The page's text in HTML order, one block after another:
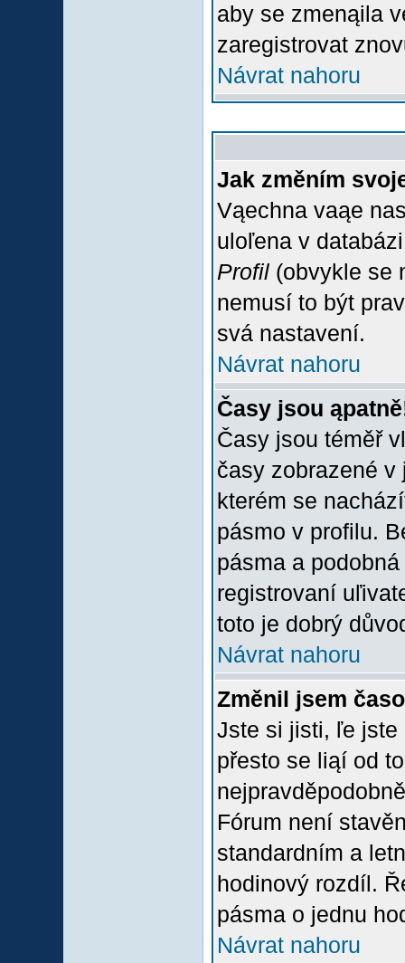
aby se zmenąila
zaregistrovat
Návrat nahoru
Jak změním
Vąechna vaąe
uloľena v
Profil (obvykle se
nemusí to být
svá nastavení.
Návrat nahoru
Časy jsou
Časy jsou téměř
časy zobrazené
kterém se
pásmo v profilu.
pásma a
registrovaní
toto je dobrý
Návrat nahoru
Změnil jsem
Jste si jisti, ľe jste
přesto se liąí od
Fórum není
standardním a
hodinový rozdíl.
pásma o jednu
Návrat nahoru